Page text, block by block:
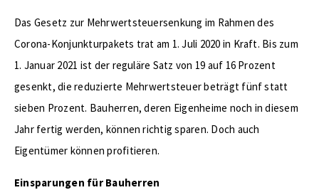
Das Gesetz zur Mehrwertsteuersenkung im Rahmen des
Corona-Konjunkturpakets trat am 1. Juli 2020 in Kraft. Bis zum
1. Januar 2021 ist der reguläre Satz von 19 auf 16 Prozent
gesenkt, die reduzierte Mehrwertsteuer beträgt fünf statt
sieben Prozent. Bauherren, deren Eigenheime noch in diesem
Jahr fertig werden, können richtig sparen. Doch auch
Eigentümer können profitieren.
Einsparungen für Bauherren